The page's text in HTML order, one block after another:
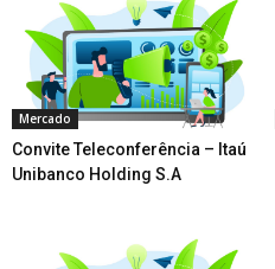
Mercado
Convite Teleconferência – Itaú
Unibanco Holding S.A